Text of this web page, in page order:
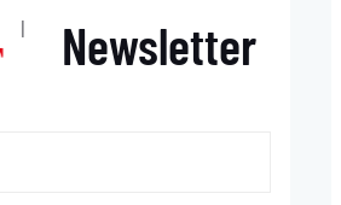
| Newsletter